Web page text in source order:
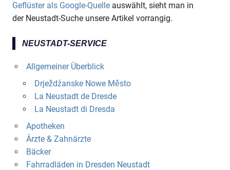
Geflüster als Google-Quelle auswählt, sieht man in
der Neustadt-Suche unsere Artikel vorrangig.
NEUSTADT-SERVICE
Allgemeiner Überblick
Drježdźanske Nowe Město
La Neustadt de Dresde
La Neustadt di Dresda
Apotheken
Ärzte & Zahnärzte
Bäcker
Fahrradläden in Dresden Neustadt